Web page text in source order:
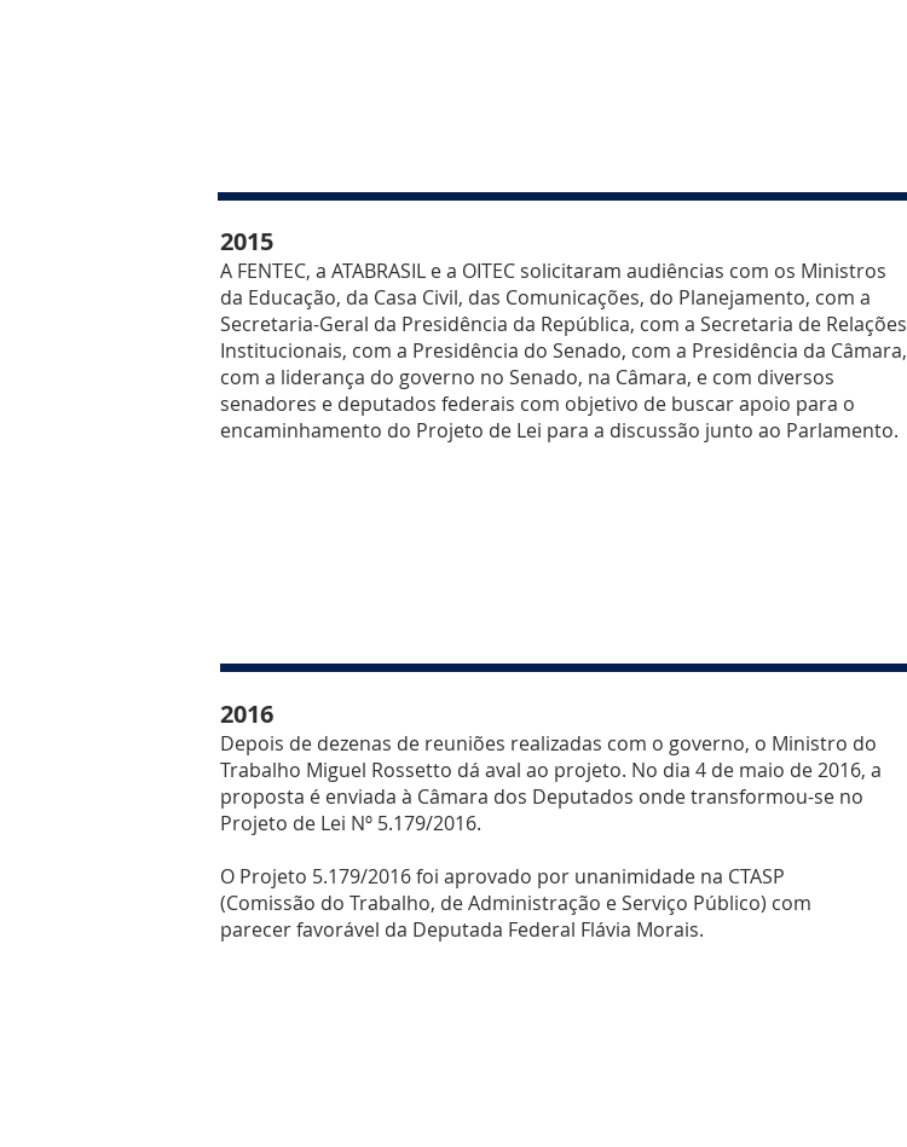
2015
A FENTEC, a ATABRASIL e a OITEC solicitaram audiências com os Ministros
da Educação, da Casa Civil, das Comunicações, do Planejamento, com a
Secretaria-Geral da Presidência da República, com a Secretaria de Relações
Institucionais, com a Presidência do Senado, com a Presidência da Câmara,
com a liderança do governo no Senado, na Câmara, e com diversos
senadores e deputados federais com objetivo de buscar apoio para o
encaminhamento do Projeto de Lei para a discussão junto ao Parlamento.
2016
Depois de dezenas de reuniões realizadas com o governo, o Ministro do
Trabalho Miguel Rossetto dá aval ao projeto. No dia 4 de maio de 2016, a
proposta é enviada à Câmara dos Deputados onde transformou-se no
Projeto de Lei Nº 5.179/2016.
O Projeto 5.179/2016 foi aprovado por unanimidade na CTASP
(Comissão do Trabalho, de Administração e Serviço Público) com
parecer favorável da Deputada Federal Flávia Morais.